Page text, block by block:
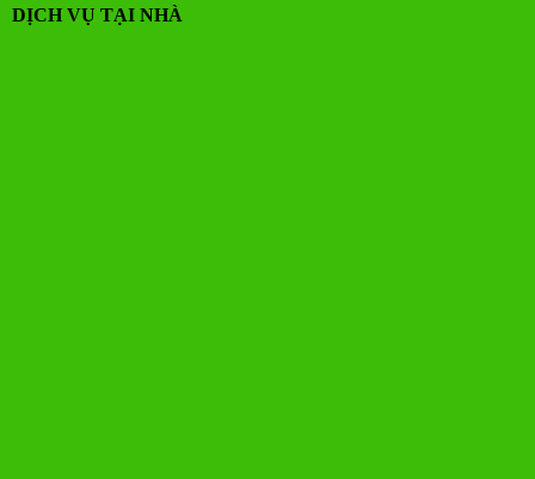
DỊCH VỤ TẠI NHÀ